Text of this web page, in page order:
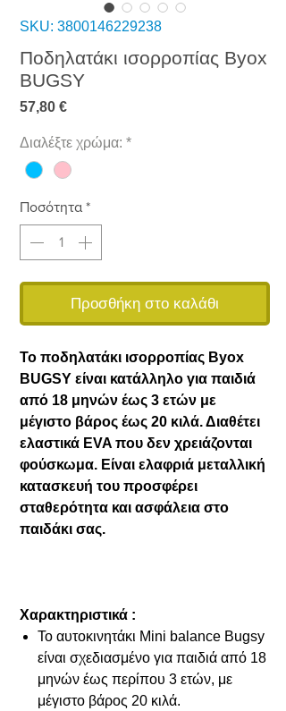
SKU: 3800146229238
Ποδηλατάκι ισορροπίας Byox
BUGSY
57,80 €Τιμή
Διαλέξτε χρώμα: *
Ποσότητα *
Προσθήκη στο καλάθι
Το ποδηλατάκι ισορροπίας Byox
BUGSY είναι κατάλληλο για παιδιά
από 18 μηνών έως 3 ετών με
μέγιστο βάρος έως 20 κιλά. Διαθέτει
ελαστικά EVA που δεν χρειάζονται
φούσκωμα. Είναι ελαφριά μεταλλική
κατασκευή του προσφέρει
σταθερότητα και ασφάλεια στο
παιδάκι σας.
Χαρακτηριστικά :
Το αυτοκινητάκι Mini balance Bugsy
είναι σχεδιασμένο για παιδιά από 18
μηνών έως περίπου 3 ετών, με
μέγιστο βάρος 20 κιλά.